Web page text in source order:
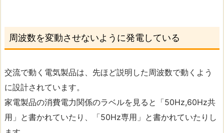
周波数を変動させないように発電している
交流で動く電気製品は、先ほど説明した周波数で動くよう
に設計されています。
家電製品の消費電力関係のラベルを見ると「50Hz,60Hz共
用」と書かれていたり、「50Hz専用」と書かれていたりし